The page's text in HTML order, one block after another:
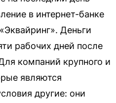
в интернет-банке
Деньги
рабочих дней после
компаний крупного и
являются
другие: они